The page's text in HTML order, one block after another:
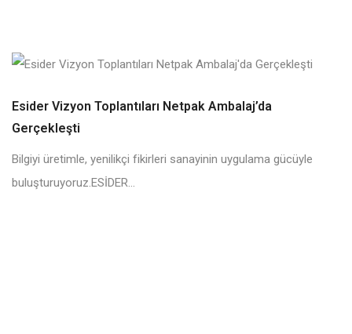
Esider Vizyon Toplantıları Netpak Ambalaj’da
Gerçekleşti
Bilgiyi üretimle, yenilikçi fikirleri sanayinin uygulama gücüyle
buluşturuyoruz.ESİDER...